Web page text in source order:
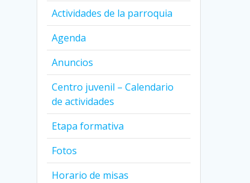
Actividades de la parroquia
Agenda
Anuncios
Centro juvenil – Calendario
de actividades
Etapa formativa
Fotos
Horario de misas